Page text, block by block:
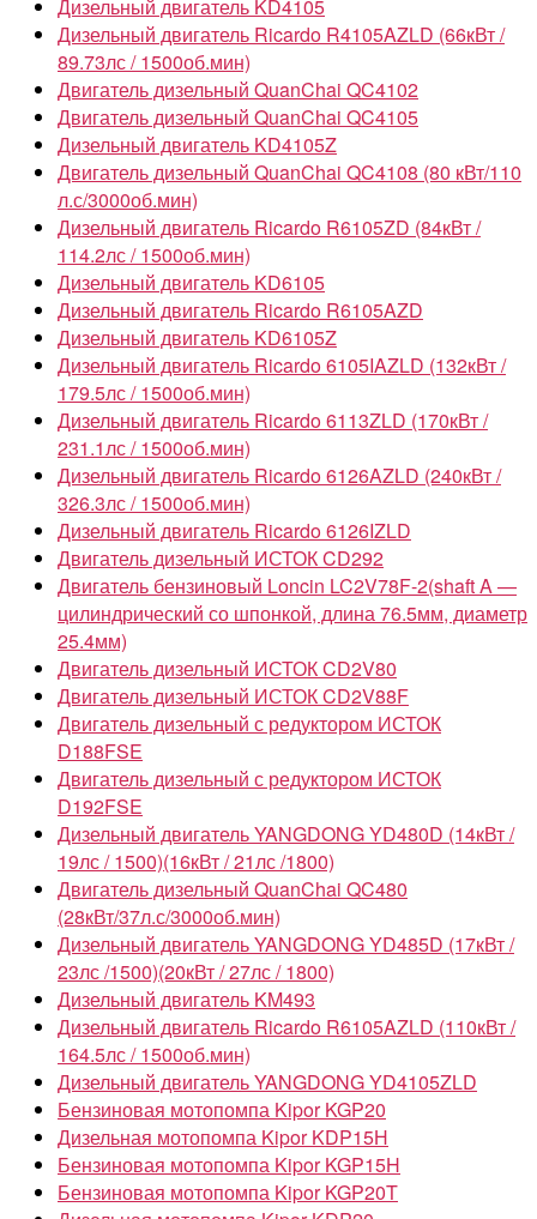
Дизельный двигатель KD4105
Дизельный двигатель Ricardo R4105AZLD (66кВт /
89.73лс / 1500об.мин)
Двигатель дизельный QuanChai QC4102
Двигатель дизельный QuanChai QC4105
Дизельный двигатель KD4105Z
Двигатель дизельный QuanChai QC4108 (80 кВт/110
л.с/3000об.мин)
Дизельный двигатель Ricardo R6105ZD (84кВт /
114.2лс / 1500об.мин)
Дизельный двигатель KD6105
Дизельный двигатель Ricardo R6105AZD
Дизельный двигатель KD6105Z
Дизельный двигатель Ricardo 6105IAZLD (132кВт /
179.5лс / 1500об.мин)
Дизельный двигатель Ricardo 6113ZLD (170кВт /
231.1лс / 1500об.мин)
Дизельный двигатель Ricardo 6126AZLD (240кВт /
326.3лс / 1500об.мин)
Дизельный двигатель Ricardo 6126IZLD
Двигатель дизельный ИСТОК CD292
Двигатель бензиновый Loncin LC2V78F-2(shaft A —
цилиндрический со шпонкой, длина 76.5мм, диаметр
25.4мм)
Двигатель дизельный ИСТОК CD2V80
Двигатель дизельный ИСТОК CD2V88F
Двигатель дизельный с редуктором ИСТОК
D188FSE
Двигатель дизельный с редуктором ИСТОК
D192FSE
Дизельный двигатель YANGDONG YD480D (14кВт /
19лс / 1500)(16кВт / 21лс /1800)
Двигатель дизельный QuanChai QC480
(28кВт/37л.с/3000об.мин)
Дизельный двигатель YANGDONG YD485D (17кВт /
23лс /1500)(20кВт / 27лс / 1800)
Дизельный двигатель KM493
Дизельный двигатель Ricardo R6105AZLD (110кВт /
164.5лс / 1500об.мин)
Дизельный двигатель YANGDONG YD4105ZLD
Бензиновая мотопомпа Kipor KGP20
Дизельная мотопомпа Kipor KDP15Н
Бензиновая мотопомпа Kipor KGP15H
Бензиновая мотопомпа Kipor KGP20T